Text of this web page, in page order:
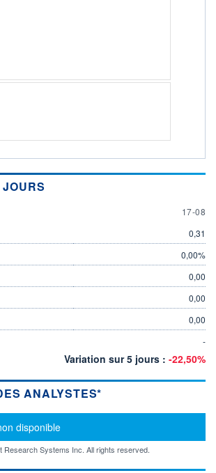
17
17-08
0,31
0,00%
0,00
0,00
0,00
-
Variation sur 5 jours : -22,50%
ANALYSTES*
disponible
Research Systems Inc. All rights reserved.